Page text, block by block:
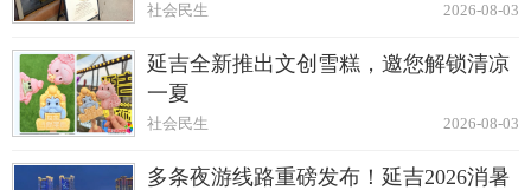
2026-08-03
社会民生
延吉全新推出文创雪糕，邀您解锁清凉
一夏
2026-08-03
社会民生
多条夜游线路重磅发布！延吉2026消暑